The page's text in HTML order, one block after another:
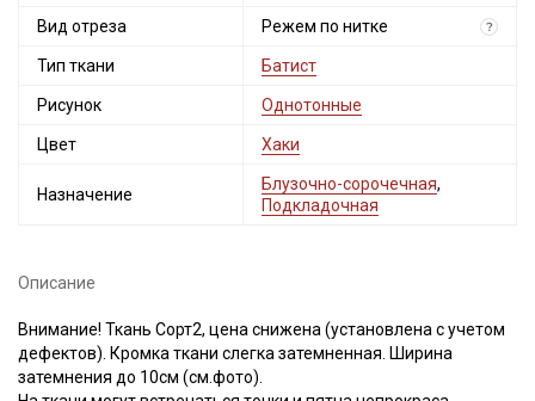
Вид отреза Режем по нитке ?
Тип ткани Батист
Рисунок Однотонные
Цвет Хаки
Назначение
Блузочно-сорочечная,
Подкладочная
Описание
Внимание! Ткань Сорт2, цена снижена (установлена с учетом
дефектов). Кромка ткани слегка затемненная. Ширина
затемнения до 10см (см.фото).